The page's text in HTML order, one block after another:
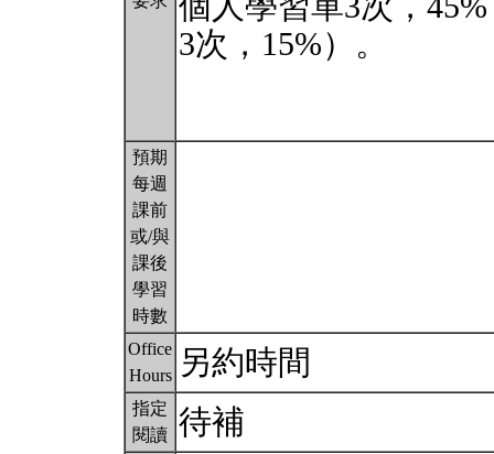
3次，15%）。
預期
每週
課前
或/與
課後
學習
時數
Office
Hours
另約時間
指定
閱讀 待補